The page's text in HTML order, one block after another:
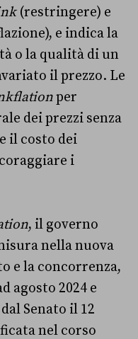
(restringere) e
e indica la
o la qualità di un
il prezzo. Le
per
dei prezzi senza
il costo dei
i
, il governo
nella nuova
e la concorrenza,
agosto 2024 e
Senato il 12
nel corso